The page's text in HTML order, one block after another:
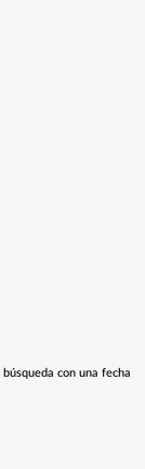
con una fecha